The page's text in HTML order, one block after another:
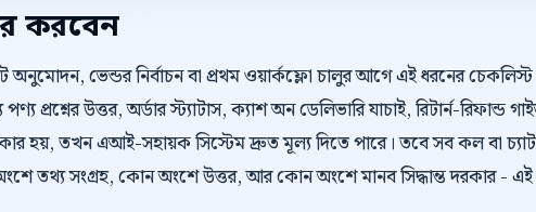
করবেন
ভেন্ডর নির্বাচন বা প্রথম ওয়ার্কফ্লো চালুর আগে এই ধরনের
প্রশ্নের উত্তর, অর্ডার স্ট্যাটাস, ক্যাশ অন ডেলিভারি যাচাই, রিটার্ন-
হয়, তখন এআই-সহায়ক সিস্টেম দ্রুত মূল্য দিতে পারে। তবে সব কল বা
তথ্য সংগ্রহ, কোন অংশে উত্তর, আর কোন অংশে মানব সিদ্ধান্ত দরকার - এই